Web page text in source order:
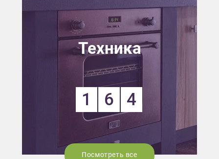
Техника
1 6 4
Посмотреть все